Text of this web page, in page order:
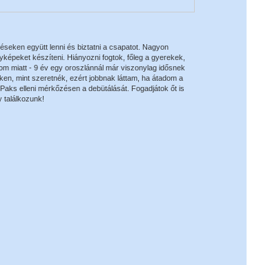
együtt lenni és biztatni a csapatot. Nagyon
készíteni. Hiányozni fogtok, főleg a gyerekek,
miatt - 9 év egy oroszlánnál már viszonylag idősnek
mint szeretnék, ezért jobbnak láttam, ha átadom a
elleni mérkőzésen a debütálását. Fogadjátok őt is
találkozunk!